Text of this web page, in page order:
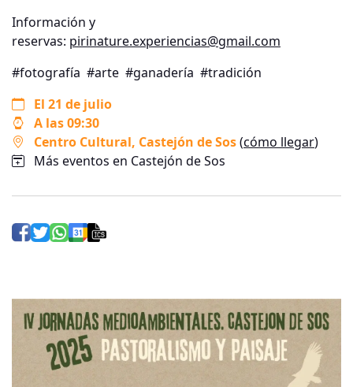
Información y
reservas: pirinature.experiencias@gmail.com
#fotografía #arte #ganadería #tradición
El 21 de julio
A las 09:30
Centro Cultural, Castejón de Sos(cómo llegar)
Más eventos en Castejón de Sos